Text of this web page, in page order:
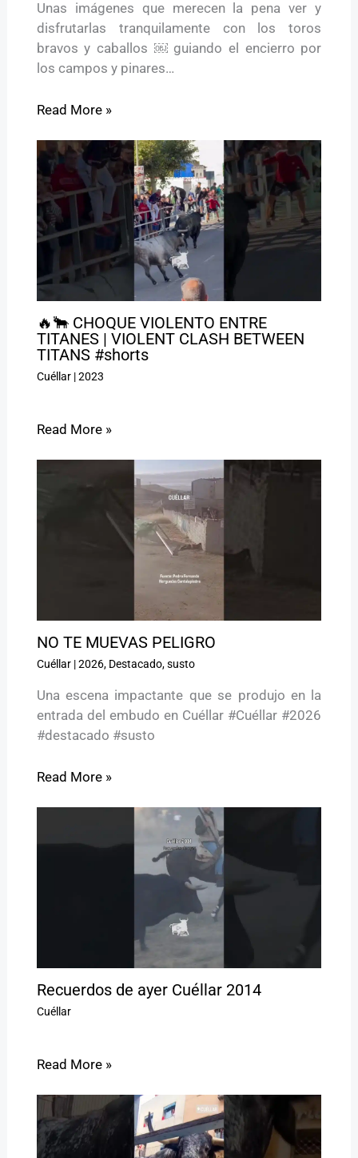
Unas imágenes que merecen la pena ver y
disfrutarlas tranquilamente con los toros
bravos y caballos ￼ guiando el encierro por
los campos y pinares…
Read More »
🔥🐂 CHOQUE VIOLENTO ENTRE
TITANES | VIOLENT CLASH BETWEEN
TITANS #shorts
Cuéllar|2023
Read More »
NO TE MUEVAS PELIGRO ️
Cuéllar|2026, Destacado,susto
Una escena impactante que se produjo en la
entrada del embudo en Cuéllar #Cuéllar #2026
#destacado #susto
Read More »
Recuerdos de ayer Cuéllar 2014
Cuéllar
Read More »